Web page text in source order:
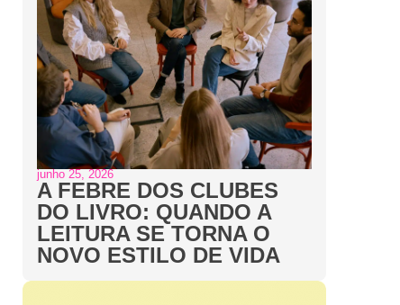
junho 25, 2026
A FEBRE DOS CLUBES
DO LIVRO: QUANDO A
LEITURA SE TORNA O
NOVO ESTILO DE VIDA